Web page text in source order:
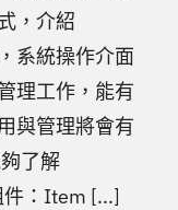
，介紹
系統操作介面
理工作，能有
與管理將會有
了解
：Item [...]